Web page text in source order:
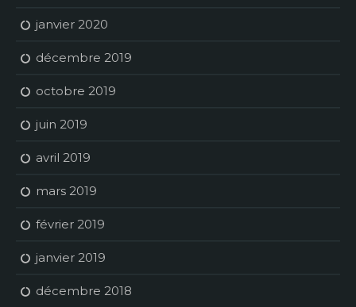
janvier 2020
décembre 2019
octobre 2019
juin 2019
avril 2019
mars 2019
février 2019
janvier 2019
décembre 2018